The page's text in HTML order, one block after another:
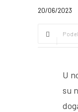
20/06/2023
U
su